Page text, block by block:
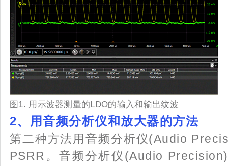
图1. 用示波器测量的LDO的输入和输出纹波
2、 用音频分析仪和放大器的方法
第二种方法用音频分析仪(Audio
PSRR。音频分析仪(Audio